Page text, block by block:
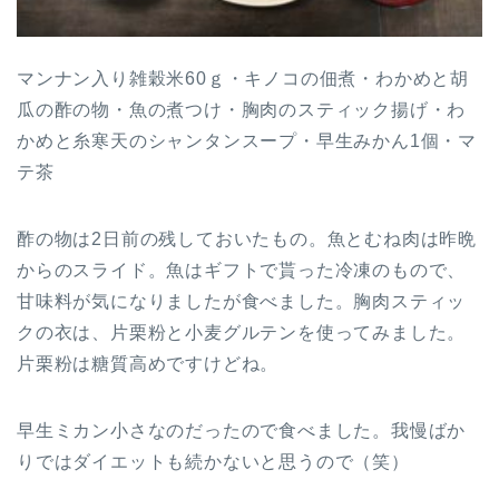
マンナン入り雑穀米60ｇ・キノコの佃煮・わかめと胡
瓜の酢の物・魚の煮つけ・胸肉のスティック揚げ・わ
かめと糸寒天のシャンタンスープ・早生みかん1個・マ
テ茶
酢の物は2日前の残しておいたもの。魚とむね肉は昨晩
からのスライド。魚はギフトで貰った冷凍のもので、
甘味料が気になりましたが食べました。胸肉スティッ
クの衣は、片栗粉と小麦グルテンを使ってみました。
片栗粉は糖質高めですけどね。
早生ミカン小さなのだったので食べました。我慢ばか
りではダイエットも続かないと思うので（笑）